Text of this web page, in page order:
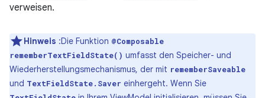
verweisen.
Hinweis :Die Funktion @Composable
rememberTextFieldState() umfasst den Speicher- und
Wiederherstellungsmechanismus, der mit rememberSaveable
und TextFieldState.Saver einhergeht. Wenn Sie